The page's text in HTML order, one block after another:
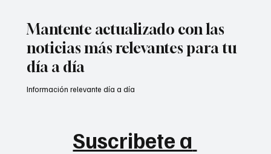
Mantente actualizado con las
noticias más relevantes para tu
día a día
Suscribete a
Información relevante día a día